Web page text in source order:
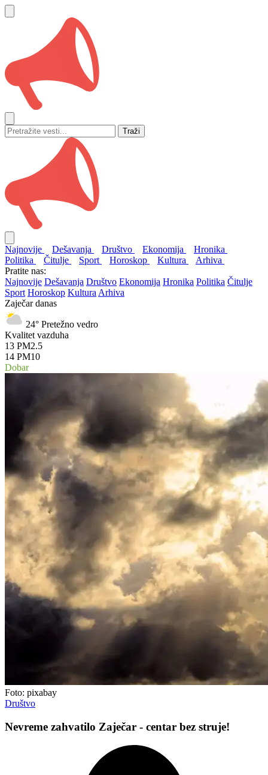
Traži
Najnovije Dešavanja Društvo Ekonomija
Hronika
Politika
Čitulje Sport Horoskop Kultura
Arhiva
Pratite nas:
Najnovije Dešavanja Društvo Ekonomija Hronika Politika Čitulje
Sport Horoskop Kultura Arhiva
Zaječar danas
24° Pretežno vedro
Kvalitet vazduha
13 PM2.5
14 PM10
Dobar
Foto: pixabay
Društvo
Nevreme zahvatilo Zaječar - centar bez struje!